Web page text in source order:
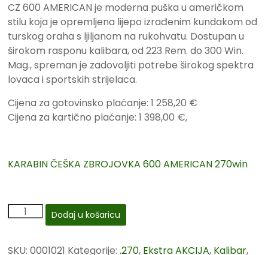
CZ 600 AMERICAN je moderna puška u američkom
stilu koja je opremljena lijepo izrađenim kundakom od
turskog oraha s ljiljanom na rukohvatu. Dostupan u
širokom rasponu kalibara, od 223 Rem. do 300 Win.
Mag., spreman je zadovoljiti potrebe širokog spektra
lovaca i sportskih strijelaca.
Cijena za gotovinsko plaćanje: 1 258,20 €
Cijena za kartično plaćanje: 1 398,00 €,
KARABIN ČEŠKA ZBROJOVKA 600 AMERICAN 270win
Dodaj u košaricu
SKU:0001021 Kategorije:.270, Ekstra AKCIJA, Kalibar,